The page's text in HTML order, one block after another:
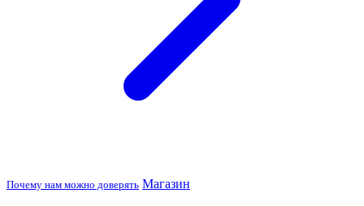
Почему нам можно доверять Магазин